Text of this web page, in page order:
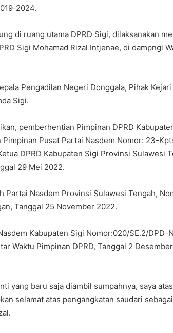
2024.
di ruang utama DPRD Sigi, dilaksanakan
Sigi Mohamad Rizal Intjenae, di dampngi
Pengadilan Negeri Donggala, Pihak
Sigi.
pemberhentian Pimpinan DPRD
Pusat Partai Nasdem Nomor: 23-
DPRD Kabupaten Sigi Provinsi Sulawesi
29 Mei 2022.
Partai Nasdem Provinsi Sulawesi Tengah,
Tanggal 25 November 2022.
Kabupaten Sigi Nomor:020/SE.2/DPD-
Waktu Pimpinan DPRD, Tanggal 2
yang baru saja diambil sumpahnya, saya
selamat atas pengangkatan saudari